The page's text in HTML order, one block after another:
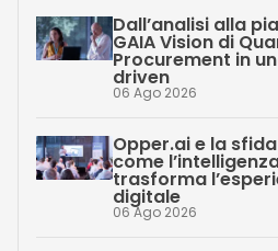
Dall’analisi alla
GAIA Vision di
Procurement in
driven
06 Ago 2026
Opper.ai e la
come
trasforma
digitale
06 Ago 2026